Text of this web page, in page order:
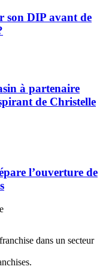
son DIP avant de
à partenaire
de Christelle
l’ouverture de
dans un secteur